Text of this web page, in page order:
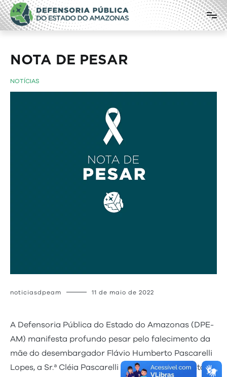
Pular
para
o
conteúdo
Defensoria Pública do Estado do
Amazonas
NOTA DE PESAR
NOTÍCIAS
noticiasdpeam 11 de maio de 2022
A Defensoria Pública do Estado do Amazonas (DPE-
AM) manifesta profundo pesar pelo falecimento da
mãe do desembargador Flávio Humberto Pascarelli
Lopes, a Sr.ª Cléia Pascarelli Lopes, ocorrido nesta